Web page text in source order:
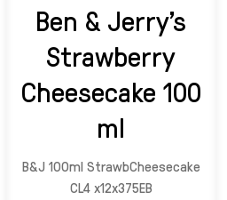
Ben & Jerry's
Strawberry
Cheesecake 100
ml
B&J 100ml StrawbCheesecake
CL4 x12x375EB